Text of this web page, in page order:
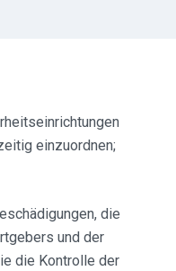
einzuordnen;
die
und der
die Kontrolle der